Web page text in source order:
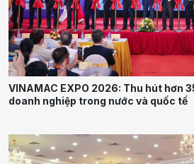
VINAMAC EXPO 2026: Thu hút hơn
doanh nghiệp trong nước và quốc tế